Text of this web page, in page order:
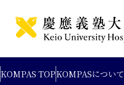
KOMPAS TOPKOMPASについて